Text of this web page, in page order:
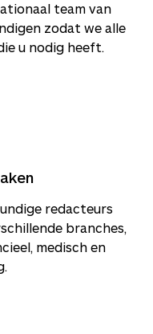
team van
zodat we alle
u nodig heeft.
redacteurs
branches,
medisch en